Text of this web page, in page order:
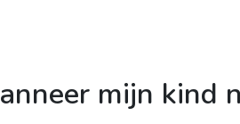
mijn kind